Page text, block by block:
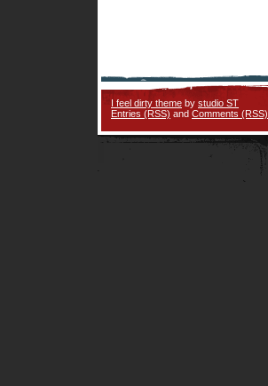
I feel dirty theme by studio ST
Entries (RSS) and Comments (RSS)